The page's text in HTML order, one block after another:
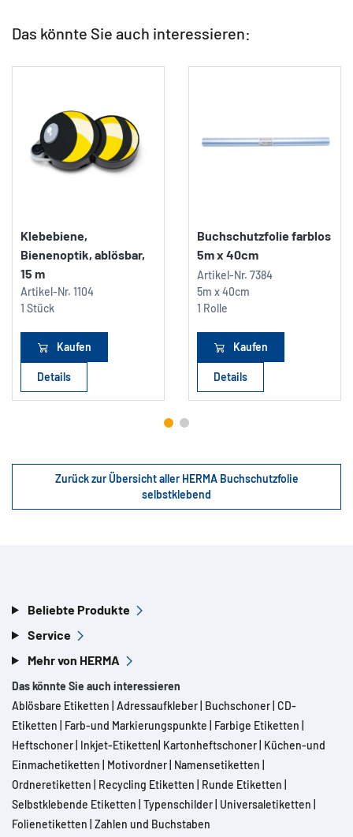
Das könnte Sie auch interessieren:
Klebebiene,
Bienenoptik, ablösbar,
15 m
Artikel-Nr. 1104
1 Stück
Kaufen
Details
Buchschutzfolie farblos
5m x 40cm
Artikel-Nr. 7384
5m x 40cm
1 Rolle
Kaufen
Details
Zurück zur Übersicht aller HERMA Buchschutzfolie
selbstklebend
Beliebte Produkte
Service
Mehr von HERMA
Das könnte Sie auch interessieren
Ablösbare Etiketten Adressaufkleber Buchschoner CD-
Etiketten
Farb-und Markierungspunkte Farbige Etiketten
Heftschoner Inkjet-Etiketten Kartonheftschoner Küchen-und
Einmachetiketten
Motivordner Namensetiketten
Ordneretiketten
Recycling Etiketten Runde Etiketten
Selbstklebende Etiketten Typenschilder Universaletiketten
Folienetiketten Zahlen und Buchstaben